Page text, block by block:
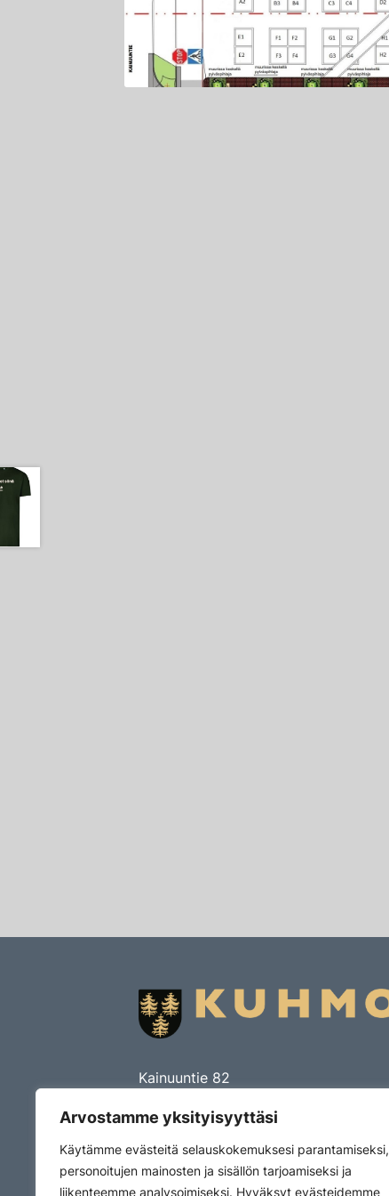
Arvostamme yksityisyyttäsi
Käytämme evästeitä selauskokemuksesi parantamiseksi,
personoitujen mainosten ja sisällön tarjoamiseksi ja
liikenteemme analysoimiseksi. Hyväksyt evästeidemme
Kainuuntie 82
88901 Kuhmo
Puhelin (08) 615 5521
kirjaamo@kuhmo.fi